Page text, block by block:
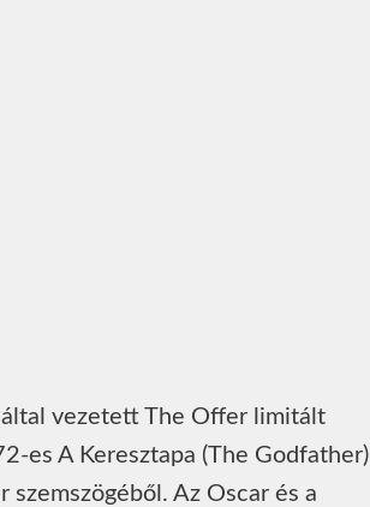
vezetett The Offer limitált
es A Keresztapa (The Godfather)
Az Oscar és a